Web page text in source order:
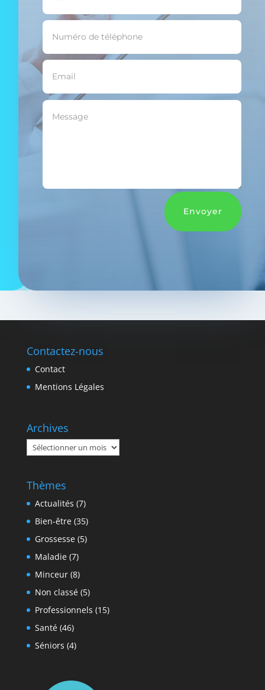
Envoyer
Contactez-nous
Contact
Mentions Légales
Archives
Archives
Thèmes
Actualités (7)
Bien-être(35)
Grossesse(5)
Maladie(7)
Minceur(8)
Non classé(5)
Professionnels (15)
Santé(46)
Séniors (4)